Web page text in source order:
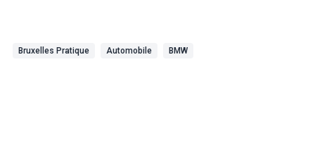
Bruxelles Pratique Automobile BMW